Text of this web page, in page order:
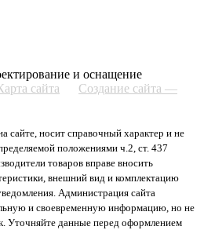
и оснащение
сайта
Создание сайта —
сайте, носит справочный характер и не
положениями ч.2, ст. 437
товаров вправе вносить
внешний вид и комплектацию
Администрация сайта
и своевременную информацию, но не
Уточняйте данные перед оформлением